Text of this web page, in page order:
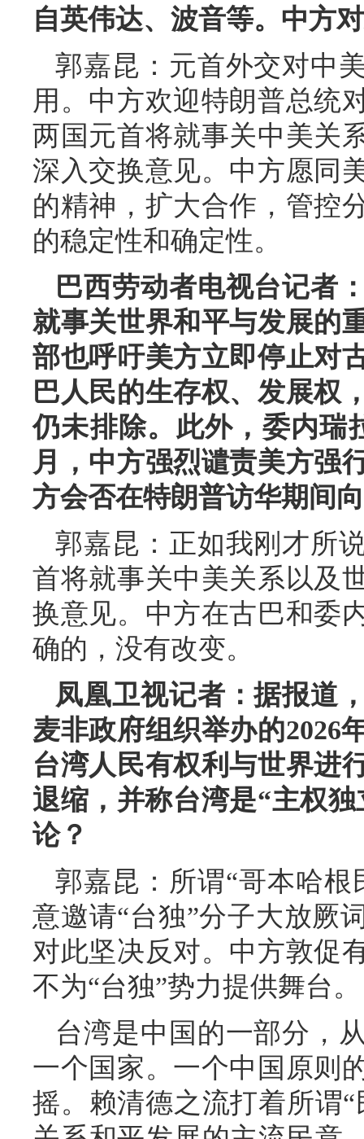
自英伟达、波音等。中方
郭嘉昆：元首外交对中
用。中方欢迎特朗普总统
两国元首将就事关中美关
深入交换意见。中方愿同
的精神，扩大合作，管控
的稳定性和确定性。
巴西劳动者电视台记者
就事关世界和平与发展的
部也呼吁美方立即停止对
巴人民的生存权、发展权
仍未排除。此外，委内瑞
月，中方强烈谴责美方强
方会否在特朗普访华期间
郭嘉昆：正如我刚才所
首将就事关中美关系以及
换意见。中方在古巴和委
确的，没有改变。
凤凰卫视记者：据报道
麦非政府组织举办的2026
台湾人民有权利与世界进
退缩，并称台湾是“主权
论？
郭嘉昆：所谓“哥本哈
意邀请“台独”分子大放厥
对此坚决反对。中方敦促
不为“台独”势力提供舞台。
台湾是中国的一部分，
一个国家。一个中国原则
摇。赖清德之流打着所谓